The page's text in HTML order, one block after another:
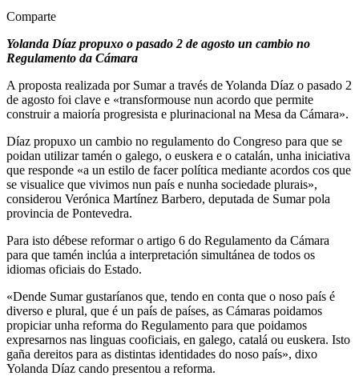
Comparte
Yolanda Díaz propuxo o pasado 2 de agosto un cambio no
Regulamento da Cámara
A proposta realizada por Sumar a través de Yolanda Díaz o pasado 2
de agosto foi clave e «transformouse nun acordo que permite
construir a maioría progresista e plurinacional na Mesa da Cámara».
Díaz propuxo un cambio no regulamento do Congreso para que se
poidan utilizar tamén o galego, o euskera e o catalán, unha iniciativa
que responde «a un estilo de facer política mediante acordos cos que
se visualice que vivimos nun país e nunha sociedade plurais»,
considerou Verónica Martínez Barbero, deputada de Sumar pola
provincia de Pontevedra.
Para isto débese reformar o artigo 6 do Regulamento da Cámara
para que tamén inclúa a interpretación simultánea de todos os
idiomas oficiais do Estado.
«Dende Sumar gustaríanos que, tendo en conta que o noso país é
diverso e plural, que é un país de países, as Cámaras poidamos
propiciar unha reforma do Regulamento para que poidamos
expresarnos nas linguas cooficiais, en galego, catalá ou euskera. Isto
gaña dereitos para as distintas identidades do noso país», dixo
Yolanda Díaz cando presentou a reforma.